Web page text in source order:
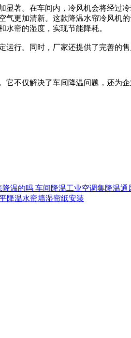
著。在车间内，冷风机会将经过
更加清新。这款降温水帘冷风机
帘的湿度，实现节能降耗。
行。同时，厂家还提供了完善的
不仅解决了车间降温问题，还为
降温的吗 车间降温工业空调集降温通
降温水帘墙湿帘纸安装